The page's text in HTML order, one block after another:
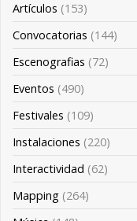
Artículos (153)
Convocatorias (144)
Escenografias (72)
Eventos (490)
Festivales (109)
Instalaciones (220)
Interactividad (62)
Mapping (264)